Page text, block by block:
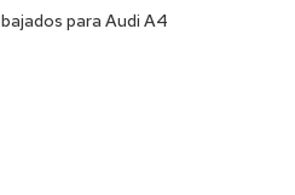
para Audi A4